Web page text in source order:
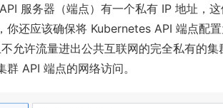
服务器（端点）有一个私有 IP 地址，
你还应该确保将 Kubernetes API 端点配
允许流量进出公共互联网的完全私有的
API 端点的网络访问。